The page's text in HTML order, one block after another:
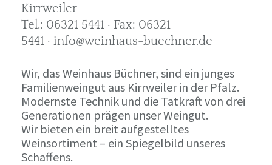
Kirrweiler
Tel.: 06321 5441 · Fax: 06321
5441 · info@weinhaus-buechner.de
Wir, das Weinhaus Büchner, sind ein junges
Familienweingut aus Kirrweiler in der Pfalz.
Modernste Technik und die Tatkraft von drei
Generationen prägen unser Weingut.
Wir bieten ein breit aufgestelltes
Weinsortiment – ein Spiegelbild unseres
Schaffens.